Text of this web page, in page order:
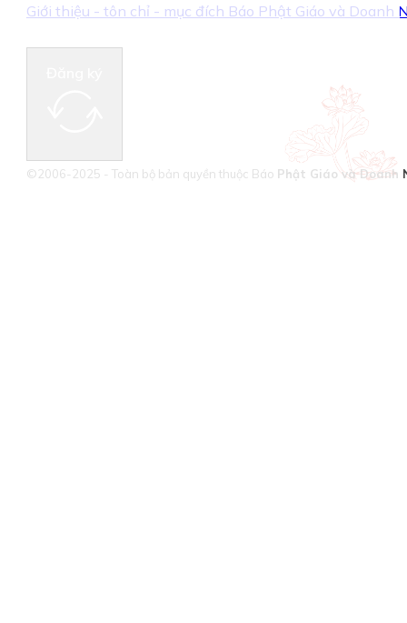
Giới thiệu - tôn chỉ - mục đích Báo Phật Giáo và Doanh
©2006-2025 - Toàn bộ bản quyền thuộc Báo Phật Giáo và Doanh